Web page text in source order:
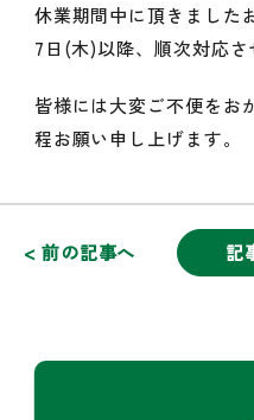
休業期間中に頂きました
7日(木)以降、順次対応
皆様には大変ご不便をお
程お願い申し上げます。
< 前の記事へ 記